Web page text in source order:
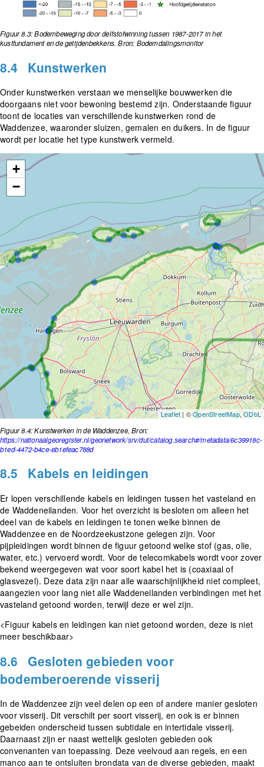
Figuur 8.3: Bodembeweging door delfstofwinning tussen 1987-2017 in het
kustfundament en de getijdenbekkens. Bron: Bodemdalingsmonitor
8.4 Kunstwerken
Onder kunstwerken verstaan we menselijke bouwwerken die
doorgaans niet voor bewoning bestemd zijn. Onderstaande figuur
toont de locaties van verschillende kunstwerken rond de
Waddenzee, waaronder sluizen, gemalen en duikers. In de figuur
wordt per locatie het type kunstwerk vermeld.
+
−
Leaflet| ©OpenStreetMap,ODbL
Figuur 8.4: Kunstwerken in de Waddenzee, Bron:
https://nationaalgeoregister.nl/geonetwork/srv/dut/catalog.search#/metadata/6c39918c-
b1ed-4472-b4ce-eb1efeac788d
8.5 Kabels en leidingen
Er lopen verschillende kabels en leidingen tussen het vasteland en
de Waddeneilanden. Voor het overzicht is besloten om alleen het
deel van de kabels en leidingen te tonen welke binnen de
Waddenzee en de Noordzeekustzone gelegen zijn. Voor
pijpleidingen wordt binnen de figuur getoond welke stof (gas, olie,
water, etc.) vervoerd wordt. Voor de telecomkabels wordt voor zover
bekend weergegeven wat voor soort kabel het is (coaxiaal of
glasvezel). Deze data zijn naar alle waarschijnlijkheid niet compleet,
aangezien voor lang niet alle Waddeneilanden verbindingen met het
vasteland getoond worden, terwijl deze er wel zijn.
<Figuur kabels en leidingen kan niet getoond worden, deze is niet
meer beschikbaar>
8.6
Gesloten gebieden voor
bodemberoerende visserij
In de Waddenzee zijn veel delen op een of andere manier gesloten
voor visserij. Dit verschilt per soort visserij, en ook is er binnen
gebeiden onderscheid tussen subtidale en intertidale visserij.
Daarnaast zijn er naast wettelijk gesloten gebieden ook
convenanten van toepassing. Deze veelvoud aan regels, en een
manco aan te ontsluiten brondata van de diverse gebieden, maakt